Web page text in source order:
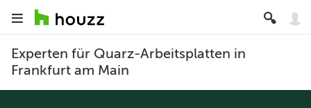
Experten für Quarz-Arbeitsplatten in
Frankfurt am Main